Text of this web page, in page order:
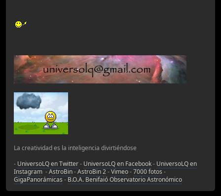
La creatividad es la inteligencia divirtiéndose
- UniversoLQ en Twitter- UniversoLQ en Facebook- UniversoLQ en
Instagram -AstroBin-AstroBin 2-Vimeo-7000 fotos -
GigaPanorámicas - B.O.A. Benifaió Observatorio Astronómico